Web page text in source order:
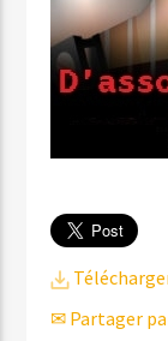
✉ Partager